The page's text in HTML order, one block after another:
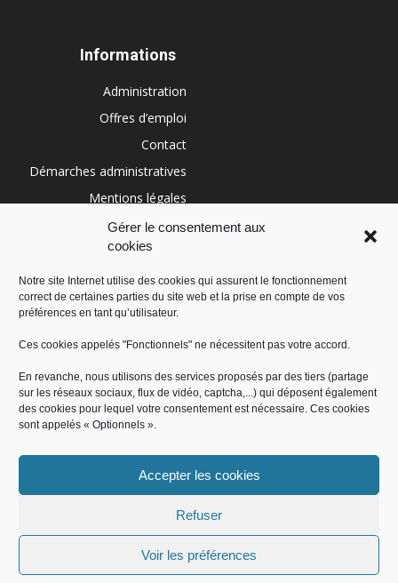
Gérer le consentement aux
cookies
Notre site Internet utilise des cookies qui assurent le fonctionnement
correct de certaines parties du site web et la prise en compte de vos
préférences en tant qu’utilisateur.
Ces cookies appelés "Fonctionnels" ne nécessitent pas votre accord.
En revanche, nous utilisons des services proposés par des tiers (partage
sur les réseaux sociaux, flux de vidéo, captcha,...) qui déposent également
des cookies pour lequel votre consentement est nécessaire. Ces cookies
sont appelés « Optionnels ».
Accepter les cookies
Refuser
Voir les préférences
Informations
Administration
Offres d’emploi
Contact
Démarches administratives
Mentions légales
Conditions générales
Politique de cookies (UE)
RÉGION SUD
Mentions légales
© Mairie de Saint-Jeannet 2018, tous droits réservés - Produit par le
SICTIAM